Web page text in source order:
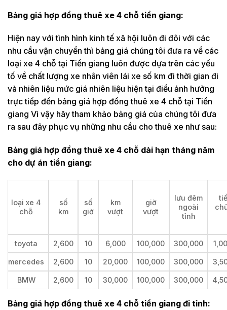
Bảng giá hợp đồng thuê xe 4 chỗ tiền giang:
Hiện nay với tình hình kinh tế xã hội luôn đi đôi với các
nhu cầu vận chuyển thì bảng giá chúng tôi đưa ra về các
loại xe 4 chỗ tại Tiền giang luôn được dựa trên các yếu
tố về chất lượng xe nhân viên lái xe số km đi thời gian đi
và nhiên liệu mức giá nhiên liệu hiện tại điều ảnh hưởng
trực tiếp đến bảng giá hợp đồng thuê xe 4 chỗ tại Tiền
giang Vì vậy hãy tham khảo bảng giá của chúng tôi đưa
ra sau đây phục vụ những nhu cầu cho thuê xe như sau:
Bảng giá hợp đồng thuê xe 4 chỗ dài hạn tháng năm
cho dự án tiền giang:
loại xe 4
chỗ
số
km
số
giờ
km
vượt
giờ
vượt
lưu đêm
ngoài
tỉnh
toyota 2,600 10 6,000 100,000 300,000
mercedes 2,600 10 20,000 100,000 300,000
BMW 2,600 10 30,000 100,000 300,000
Bảng giá hợp đồng thuê xe 4 chỗ tiền giang đi tỉnh: